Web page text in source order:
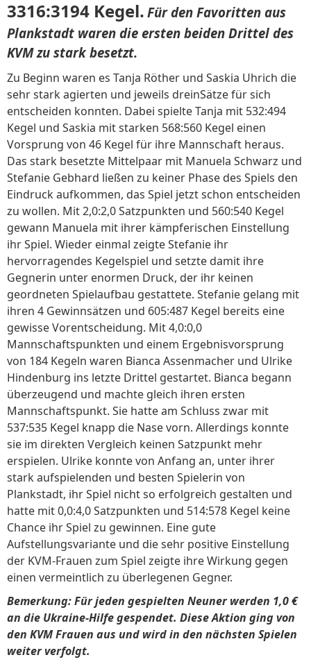
3316:3194 Kegel. Für den Favoritten aus
Plankstadt waren die ersten beiden Drittel des
KVM zu stark besetzt.
Zu Beginn waren es Tanja Röther und Saskia Uhrich die
sehr stark agierten und jeweils dreinSätze für sich
entscheiden konnten. Dabei spielte Tanja mit 532:494
Kegel und Saskia mit starken 568:560 Kegel einen
Vorsprung von 46 Kegel für ihre Mannschaft heraus.
Das stark besetzte Mittelpaar mit Manuela Schwarz und
Stefanie Gebhard ließen zu keiner Phase des Spiels den
Eindruck aufkommen, das Spiel jetzt schon entscheiden
zu wollen. Mit 2,0:2,0 Satzpunkten und 560:540 Kegel
gewann Manuela mit ihrer kämpferischen Einstellung
ihr Spiel. Wieder einmal zeigte Stefanie ihr
hervorragendes Kegelspiel und setzte damit ihre
Gegnerin unter enormen Druck, der ihr keinen
geordneten Spielaufbau gestattete. Stefanie gelang mit
ihren 4 Gewinnsätzen und 605:487 Kegel bereits eine
gewisse Vorentscheidung. Mit 4,0:0,0
Mannschaftspunkten und einem Ergebnisvorsprung
von 184 Kegeln waren Bianca Assenmacher und Ulrike
Hindenburg ins letzte Drittel gestartet. Bianca begann
überzeugend und machte gleich ihren ersten
Mannschaftspunkt. Sie hatte am Schluss zwar mit
537:535 Kegel knapp die Nase vorn. Allerdings konnte
sie im direkten Vergleich keinen Satzpunkt mehr
erspielen. Ulrike konnte von Anfang an, unter ihrer
stark aufspielenden und besten Spielerin von
Plankstadt, ihr Spiel nicht so erfolgreich gestalten und
hatte mit 0,0:4,0 Satzpunkten und 514:578 Kegel keine
Chance ihr Spiel zu gewinnen. Eine gute
Aufstellungsvariante und die sehr positive Einstellung
der KVM-Frauen zum Spiel zeigte ihre Wirkung gegen
einen vermeintlich zu überlegenen Gegner.
Bemerkung: Für jeden gespielten Neuner werden 1,0 €
an die Ukraine-Hilfe gespendet. Diese Aktion ging von
den KVM Frauen aus und wird in den nächsten Spielen
weiter verfolgt.